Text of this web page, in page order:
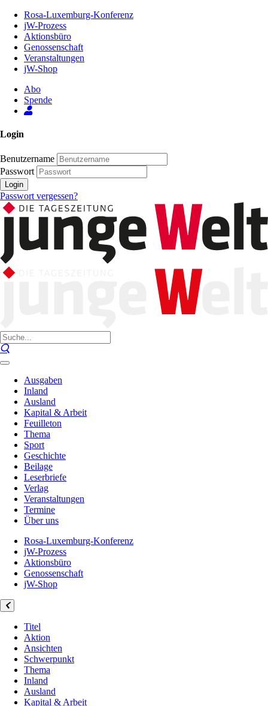
Inhalt
Seite
Rosa-Luxemburg-Konferenz
jW-Prozess
Aktionsbüro
Genossenschaft
Veranstaltungen
jW-Shop
Abo
Spende
Login
Benutzername
Passwort
Login
Passwort vergessen?
Ausgaben
Inland
Ausland
Kapital & Arbeit
Feuilleton
Thema
Sport
Geschichte
Beilage
Leserbriefe
Verlag
Veranstaltungen
Termine
Über uns
Rosa-Luxemburg-Konferenz
jW-Prozess
Aktionsbüro
Genossenschaft
jW-Shop
Titel
Aktion
Ansichten
Schwerpunkt
Thema
Inland
Ausland
Kapital & Arbeit